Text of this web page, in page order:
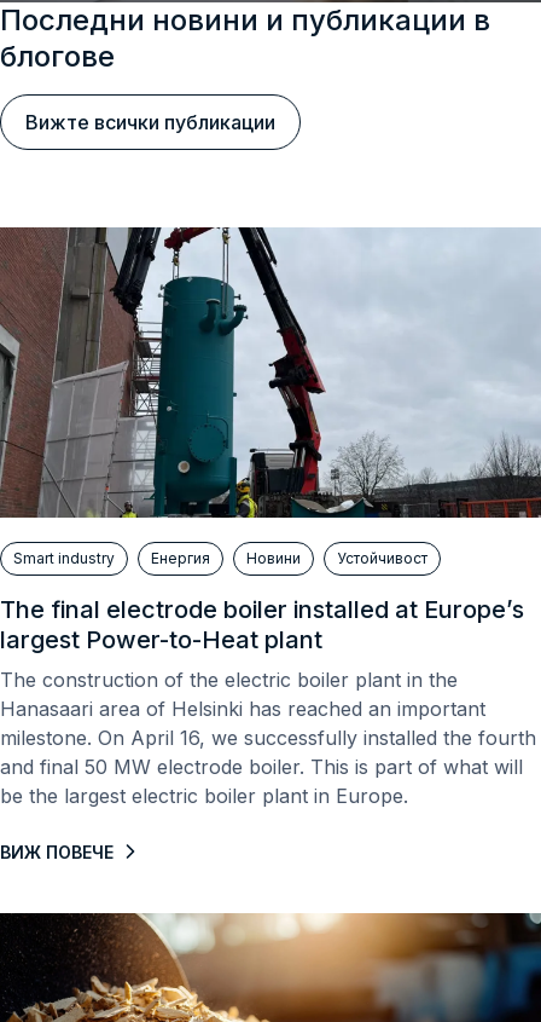
Последни новини и публикации в
блогове
Вижте всички публикации
Smart industry Енергия Новини Устойчивост
The final electrode boiler installed at Europe’s
largest Power-to-Heat plant
The construction of the electric boiler plant in the
Hanasaari area of ​​Helsinki has reached an important
milestone. On April 16, we successfully installed the fourth
and final 50 MW electrode boiler. This is part of what will
be the largest electric boiler plant in Europe.
ВИЖ ПОВЕЧЕ